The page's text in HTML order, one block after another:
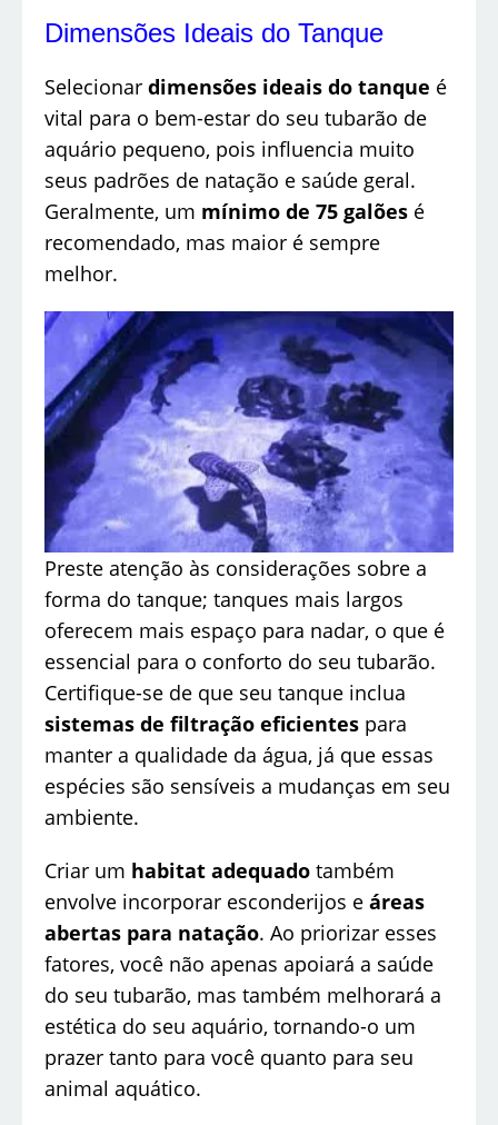
Dimensões Ideais do Tanque
Selecionar dimensões ideais do tanque é
vital para o bem-estar do seu tubarão de
aquário pequeno, pois influencia muito
seus padrões de natação e saúde geral.
Geralmente, um mínimo de 75 galões é
recomendado, mas maior é sempre
melhor.
Preste atenção às considerações sobre a
forma do tanque; tanques mais largos
oferecem mais espaço para nadar, o que é
essencial para o conforto do seu tubarão.
Certifique-se de que seu tanque inclua
sistemas de filtração eficientes para
manter a qualidade da água, já que essas
espécies são sensíveis a mudanças em seu
ambiente.
Criar um habitat adequado também
envolve incorporar esconderijos e áreas
abertas para natação. Ao priorizar esses
fatores, você não apenas apoiará a saúde
do seu tubarão, mas também melhorará a
estética do seu aquário, tornando-o um
prazer tanto para você quanto para seu
animal aquático.